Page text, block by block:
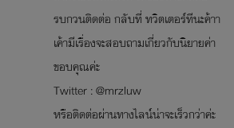
รบกวนติดต่อ กลับที่ ทวิตเตอร์ทีนะค้าา
เค้ามีเรื่องจะสอบถามเกี่ยวกับนิยายค่า
ขอบคุณค่ะ
Twitter : @mrzluw
หรือติดต่อผ่านทางไลน์น่าจะเร็วกว่าค่ะ